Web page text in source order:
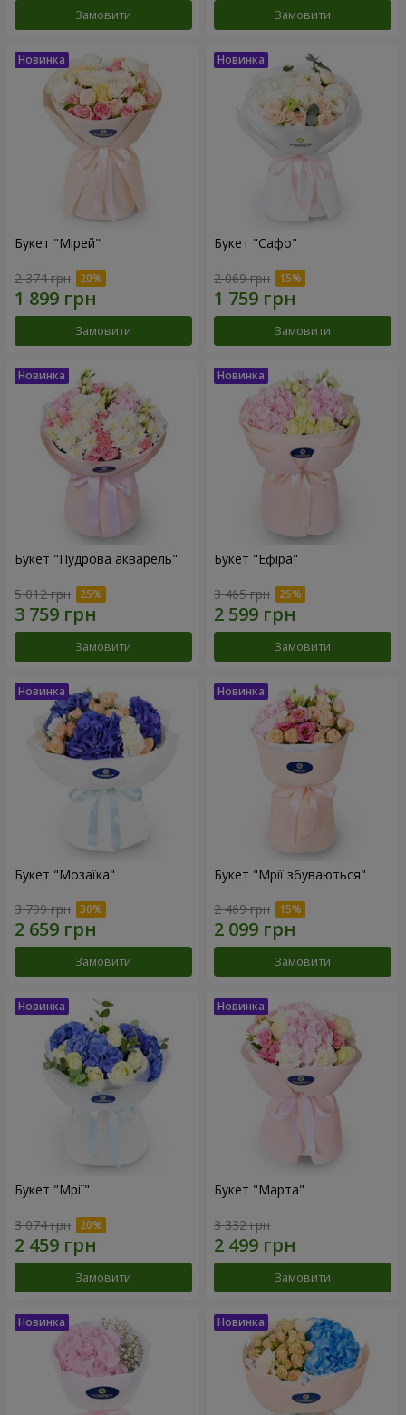
Замовити Замовити
Букет "Мірей"
2 374 грн
Замовити
Букет "Сафо"
2 069 грн
Замовити
Букет "Пудрова акварель"
5 012 грн
Замовити
Букет "Ефіра"
3 465 грн
Замовити
Букет "Мозаїка"
3 799 грн
Замовити
Букет "Мрії збуваються"
2 469 грн
Замовити
Букет "Мрії"
3 074 грн
Замовити
Букет "Марта"
3 332 грн
Замовити